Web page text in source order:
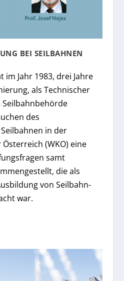
BEI SEILBAHNEN
im Jahr 1983, drei Jahre
als Technischer
des
in der
(WKO) eine
samt
die als
von Seilbahn-
war.